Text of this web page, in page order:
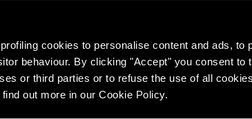
cookies to personalise content and ads, to
behaviour. By clicking "Accept" you consent to
or third parties or to refuse the use of all
out more in our Cookie Policy.